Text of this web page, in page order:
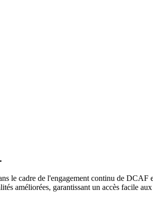
le cadre de l'engagement continu de
améliorées, garantissant un accès facile